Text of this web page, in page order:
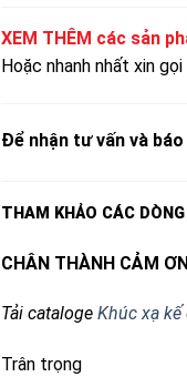
XEM THÊM các sản
Hoặc nhanh nhất xin
Để nhận tư vấn và
THAM KHẢO CÁC
CHÂN THÀNH CẢM
Tải cataloge Khúc xạ
Trân trọng